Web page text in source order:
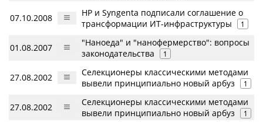
07.10.2008
НР и Syngenta подписали соглашение о
трансформации ИТ-инфраструктуры
1
01.08.2007
"Наноеда" и "нанофермерство": вопросы
законодательства
1
27.08.2002
Селекционеры классическими методами
вывели принципиально новый арбуз
1
27.08.2002
Селекционеры классическими методами
вывели принципиально новый арбуз
1